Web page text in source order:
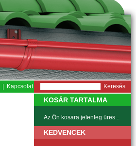
Kapcsolat
KOSÁR TARTALMA
Az Ön kosara jelenleg üres...
KEDVENCEK